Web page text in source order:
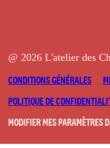
@ 2026 L'atelier des
CONDITIONS GÉNÉRALES
POLITIQUE DE
MODIFIER MES PARAMÈTRES